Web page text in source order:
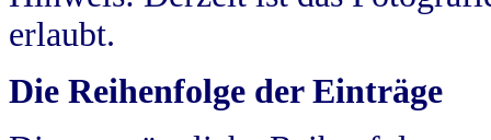
erlaubt.
Die Reihenfolge der Einträge